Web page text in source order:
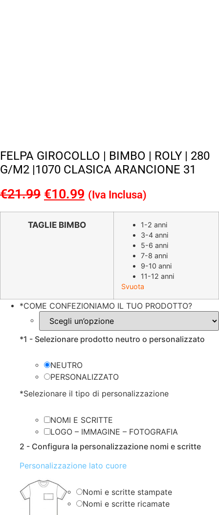
FELPA GIROCOLLO | BIMBO | ROLY | 280
G/M2 |1070 CLASICA ARANCIONE 31
€21.99 Il
prezzo
originale
€10.99 Il
prezzo
attuale
(Iva Inclusa)
TAGLIE BIMBO
1-2 anni
3-4 anni
5-6 anni
7-8 anni
9-10 anni
11-12 anni
Svuota
*COME CONFEZIONIAMO IL TUO PRODOTTO?
*1 - Selezionare prodotto neutro o personalizzato
NEUTRO
PERSONALIZZATO
*Selezionare il tipo di personalizzazione
NOMI E SCRITTE
LOGO – IMMAGINE – FOTOGRAFIA
2 - Configura la personalizzazione nomi e scritte
Personalizzazione lato cuore
Nomi e scritte stampate
Nomi e scritte ricamate